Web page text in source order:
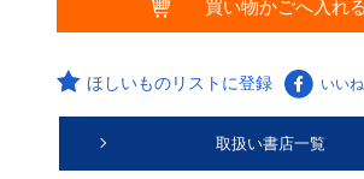
ほしいものリストに登録 いいね
取扱い書店一覧